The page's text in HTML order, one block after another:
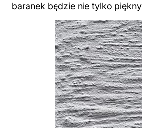
baranek będzie nie tylko